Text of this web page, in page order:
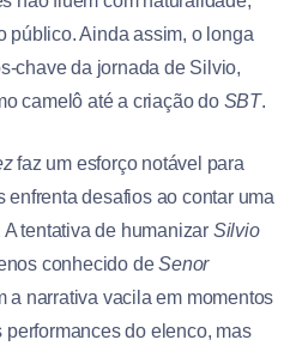
público. Ainda assim, o longa
chave da jornada de Silvio,
camelô até a criação do SBT.
faz um esforço notável para
desafios ao contar uma
tentativa de humanizar Silvio
conhecido deSenor
a narrativa vacila em momentos
do elenco, mas